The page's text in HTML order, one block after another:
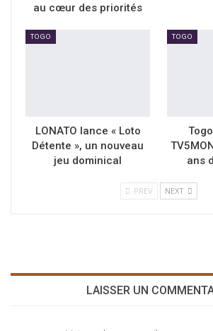
au cœur des priorités
TOGO
LONATO lance « Loto
Détente », un nouveau
jeu dominical
TOGO
ans
PREV NEXT
LAISSER UN